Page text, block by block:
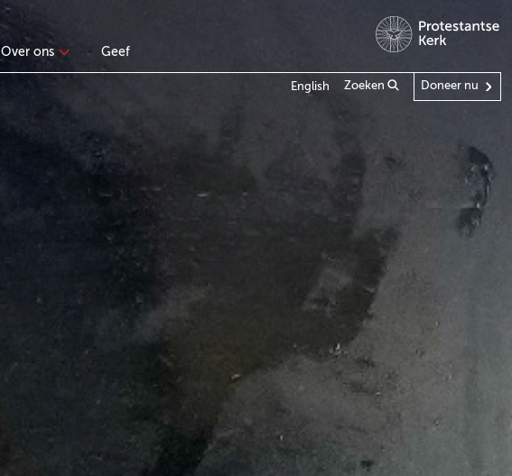
Over ons Geef
English Zoeken Doneer nu